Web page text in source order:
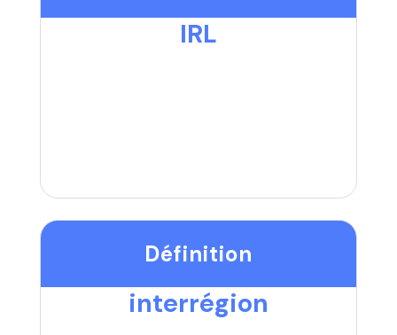
IRL
Définition
interrégion